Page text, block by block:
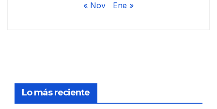
« Nov Ene »
Lo más reciente